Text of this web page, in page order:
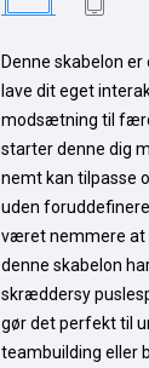
Denne skabelon
lave dit eget
modsætning til
starter denne dig
nemt kan tilpasse
uden
været nemmere at
denne skabelon
skræddersy
gør det perfekt til
teambuilding eller